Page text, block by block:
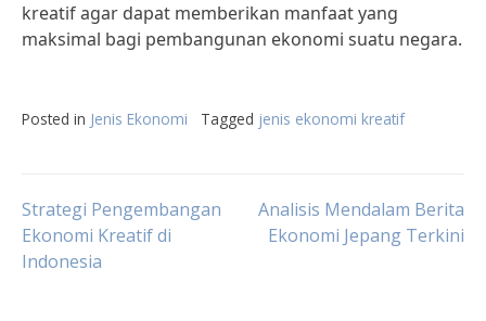
kreatif agar dapat memberikan manfaat yang
maksimal bagi pembangunan ekonomi suatu negara.
Posted in Jenis Ekonomi Tagged jenis ekonomi kreatif
Post
navigation
Strategi Pengembangan
Ekonomi Kreatif di
Indonesia
Analisis Mendalam Berita
Ekonomi Jepang Terkini